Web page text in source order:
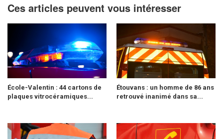
Ces articles peuvent vous intéresser
École-Valentin : 44 cartons de
plaques vitrocéramiques...
Étouvans : un homme de 86 ans
retrouvé inanimé dans sa...